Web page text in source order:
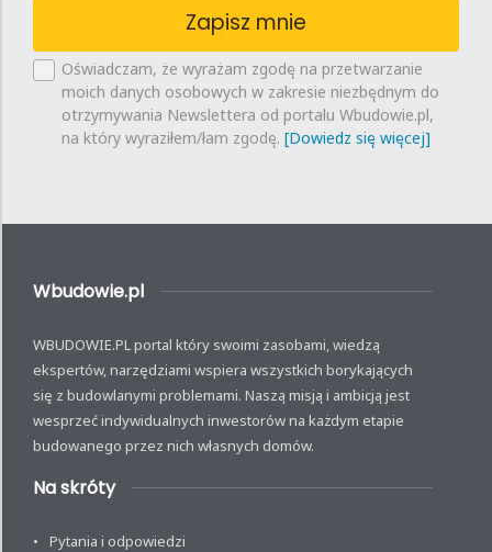
Zapisz mnie
Oświadczam, że wyrażam zgodę na przetwarzanie
moich danych osobowych w zakresie niezbędnym do
otrzymywania Newslettera od portalu Wbudowie.pl,
na który wyraziłem/łam zgodę. [Dowiedz się więcej]
Wbudowie.pl
WBUDOWIE.PL portal który swoimi zasobami, wiedzą
ekspertów, narzędziami wspiera wszystkich borykających
się z budowlanymi problemami. Naszą misją i ambicją jest
wesprzeć indywidualnych inwestorów na każdym etapie
budowanego przez nich własnych domów.
Na skróty
Pytania i odpowiedzi